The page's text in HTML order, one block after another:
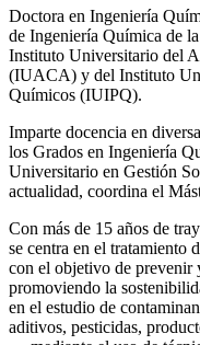
Doctora en Ingeniería
de Ingeniería Química de
Instituto Universitario del
(IUACA) y del Instituto
Químicos (IUIPQ).
Imparte docencia en
los Grados en Ingeniería
Universitario en Gestión
actualidad, coordina el
Con más de 15 años de
se centra en el tratamiento
con el objetivo de prevenir
promoviendo la
en el estudio de
aditivos, pesticidas,